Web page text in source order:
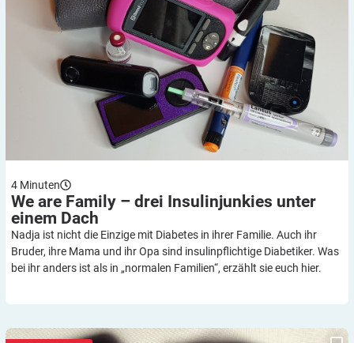
4 Minuten
We are Family – drei Insulinjunkies unter
einem Dach
Nadja ist nicht die Einzige mit Diabetes in ihrer Familie. Auch ihr
Bruder, ihre Mama und ihr Opa sind insulinpflichtige Diabetiker. Was
bei ihr anders ist als in „normalen Familien“, erzählt sie euch hier.
Machen wir uns nicht verrückt – 3 Wochen ohne FGM